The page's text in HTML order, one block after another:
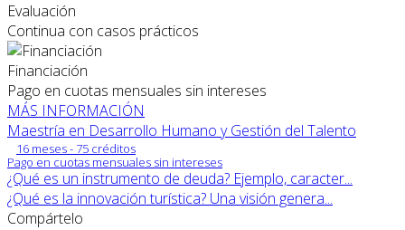
Evaluación
Continua con casos prácticos
Financiación
Pago en cuotas mensuales sin intereses
MÁS INFORMACIÓN
Maestría en Desarrollo Humano y Gestión del Talento
16 meses - 75 créditos
Pago en cuotas mensuales sin intereses
¿Qué es un instrumento de deuda? Ejemplo, caracter...
¿Qué es la innovación turística? Una visión genera...
Compártelo